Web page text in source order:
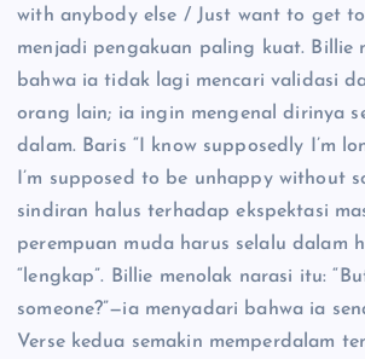
with anybody else / Just want to get to
menjadi pengakuan paling kuat. Billie
bahwa ia tidak lagi mencari validasi
orang lain; ia ingin mengenal dirinya
dalam. Baris “I know supposedly I’m
I’m supposed to be unhappy without
sindiran halus terhadap ekspektasi
perempuan muda harus selalu dalam
“lengkap”. Billie menolak narasi itu:
someone?”—ia menyadari bahwa ia
Verse kedua semakin memperdalam